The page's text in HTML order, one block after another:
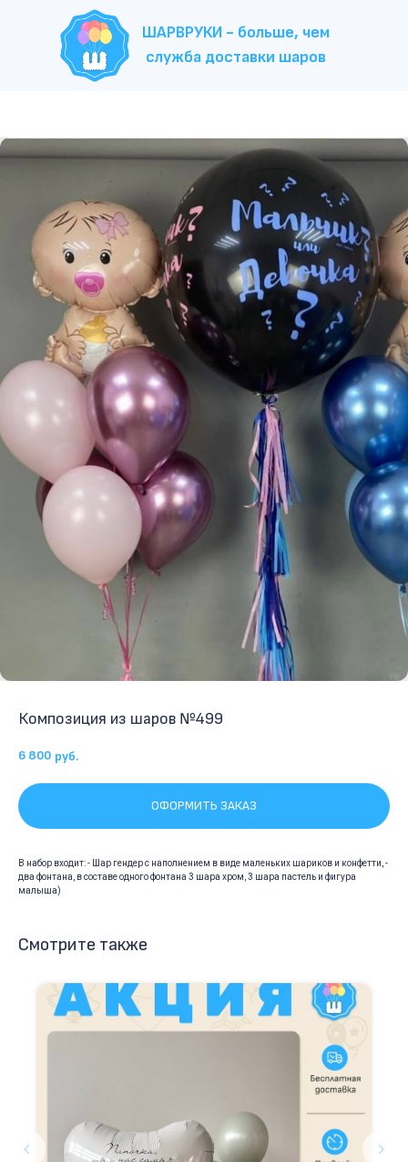
ШАРВРУКИ - больше, чем
служба доставки шаров
Композиция из шаров №499
6 800 руб.
ОФОРМИТЬ ЗАКАЗ
В набор входит: - Шар гендер с наполнением в виде маленьких шариков и конфетти, -
два фонтана, в составе одного фонтана 3 шара хром, 3 шара пастель и фигура
малыша)
Смотрите также